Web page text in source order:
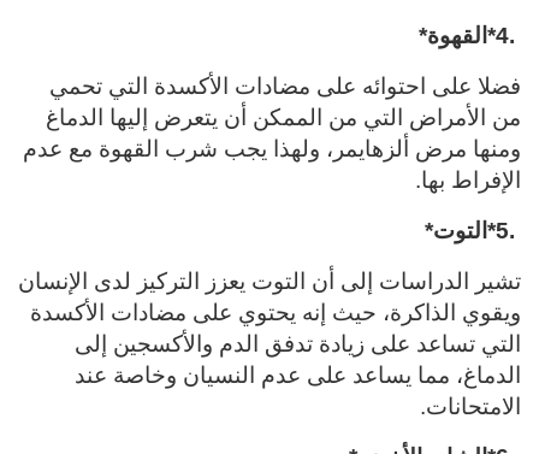
*4. القهوة*
فضلا على احتوائه على مضادات الأكسدة التي تحمي
من الأمراض التي من الممكن أن يتعرض إليها الدماغ
ومنها مرض ألزهايمر، ولهذا يجب شرب القهوة مع عدم
الإفراط بها.
*5. التوت*
تشير الدراسات إلى أن التوت يعزز التركيز لدى الإنسان
ويقوي الذاكرة، حيث إنه يحتوي على مضادات الأكسدة
التي تساعد على زيادة تدفق الدم والأكسجين إلى
الدماغ، مما يساعد على عدم النسيان وخاصة عند
الامتحانات.